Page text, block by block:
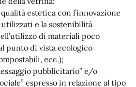
estetica con l’innovazione
e la sostenibilità
di materiali poco
punto di vista ecologico
ecc.);
pubblicitario” e/o
espresso in relazione al tipo